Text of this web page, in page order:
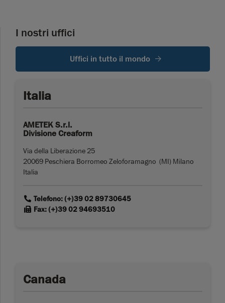
I nostri uffici
Uffici in tutto il mondo
Italia
AMETEK S.r.l.
Divisione Creaform
Via della Liberazione 25
20069 Peschiera Borromeo Zeloforamagno (MI) Milano
Italia
linkTelefono: (+)39 02 89730645
linkFax: (+)39 02 94693510
Canada